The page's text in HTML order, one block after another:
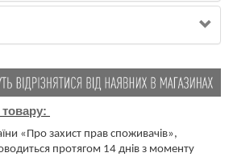
«Про захист прав споживачів»,
протягом 14 днів з моменту